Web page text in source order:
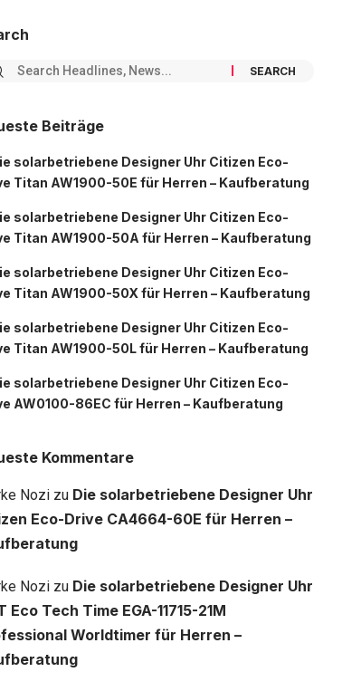
Beiträge
solarbetriebene Designer Uhr Citizen Eco-
Titan AW1900-50E für Herren – Kaufberatung
solarbetriebene Designer Uhr Citizen Eco-
Titan AW1900-50A für Herren – Kaufberatung
solarbetriebene Designer Uhr Citizen Eco-
Titan AW1900-50X für Herren – Kaufberatung
solarbetriebene Designer Uhr Citizen Eco-
Titan AW1900-50L für Herren – Kaufberatung
solarbetriebene Designer Uhr Citizen Eco-
AW0100-86EC für Herren – Kaufberatung
Kommentare
Nozizu Die solarbetriebene Designer Uhr
Eco-Drive CA4664-60E für Herren –
Nozizu Die solarbetriebene Designer Uhr
Eco Tech Time EGA-11715-21M
Worldtimer für Herren –